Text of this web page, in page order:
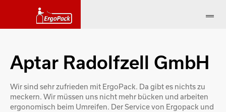
Aptar Radolfzell GmbH
Wir sind sehr zufrieden mit ErgoPack. Da gibt es nichts zu
meckern. Wir müssen uns nicht mehr bücken und arbeiten
ergonomisch beim Umreifen. Der Service von Ergopack und